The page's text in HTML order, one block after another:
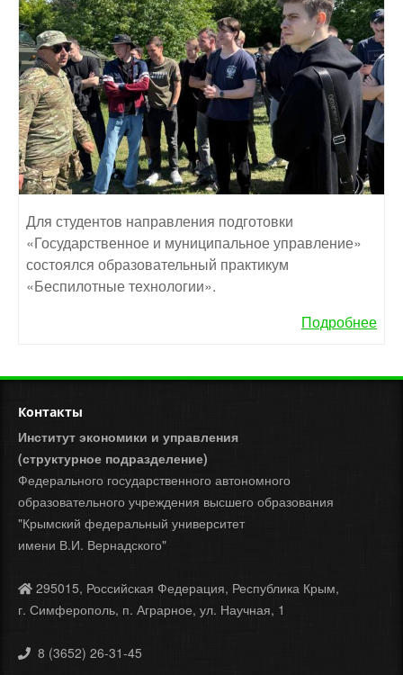
Для студентов направления подготовки
«Государственное и муниципальное управление»
состоялся образовательный практикум
«Беспилотные технологии».
Подробнее
Контакты
Институт экономики и управления
(структурное подразделение)
Федерального государственного автономного
образовательного учреждения высшего образования
"Крымский федеральный университет
имени В.И. Вернадского"
295015, Российская Федерация, Республика Крым,
г. Симферополь, п. Аграрное, ул. Научная, 1
8 (3652) 26-31-45